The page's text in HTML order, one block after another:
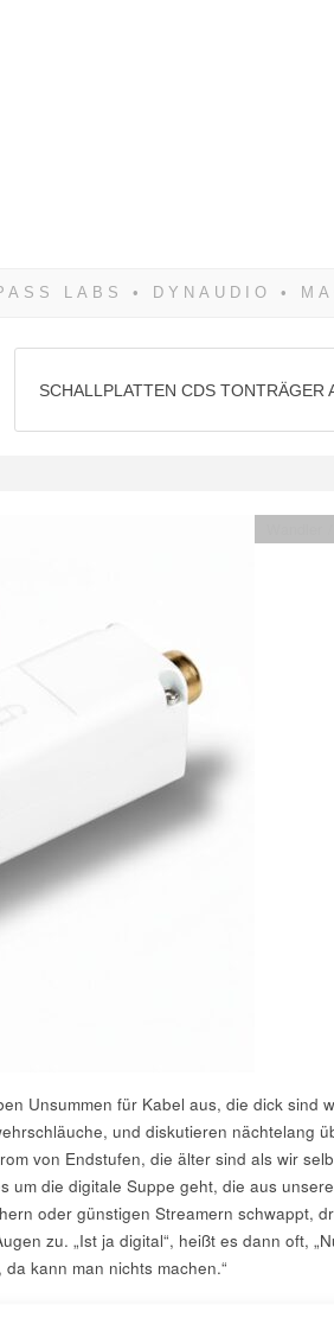
SCHALLPLATTEN CDS TONTRÄGER
Unsummen für Kabel aus, die dick sind
und diskutieren nächtelang
von Endstufen, die älter sind als wir
um die digitale Suppe geht, die aus
oder günstigen Streamern schwappt,
zu. „Ist ja digital“, heißt es dann oft,
da kann man nichts machen.“